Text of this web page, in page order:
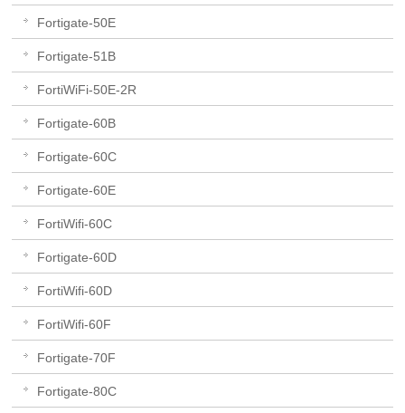
Fortigate-50E
Fortigate-51B
FortiWiFi-50E-2R
Fortigate-60B
Fortigate-60C
Fortigate-60E
FortiWifi-60C
Fortigate-60D
FortiWifi-60D
FortiWifi-60F
Fortigate-70F
Fortigate-80C